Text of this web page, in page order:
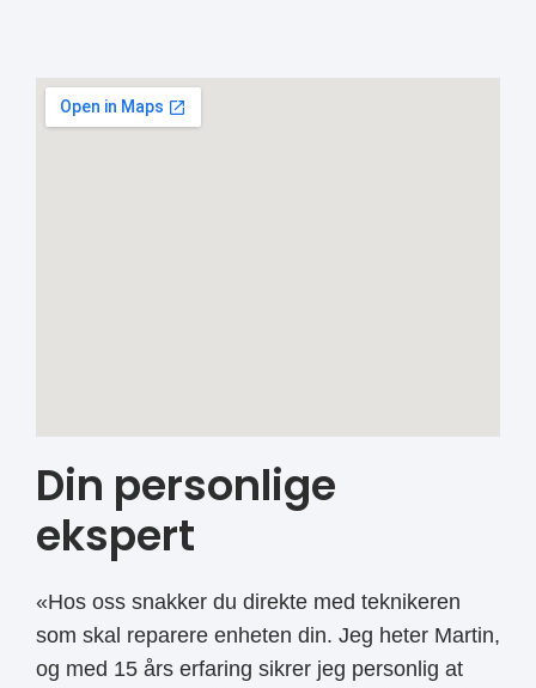
Din personlige
ekspert
«Hos oss snakker du direkte med teknikeren
som skal reparere enheten din. Jeg heter Martin,
og med 15 års erfaring sikrer jeg personlig at